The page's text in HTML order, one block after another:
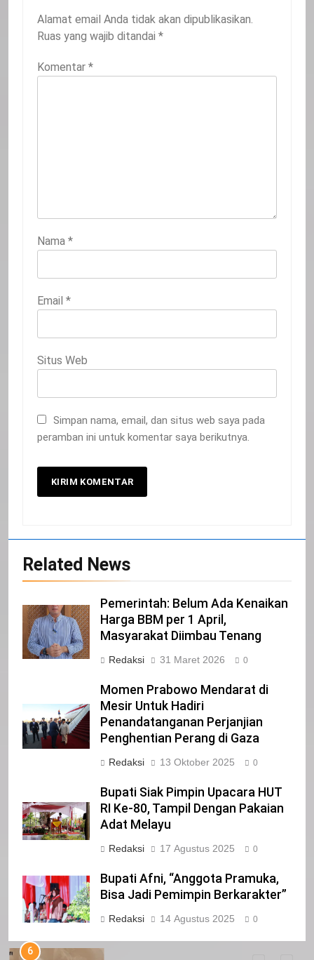
Alamat email Anda tidak akan dipublikasikan.
Ruas yang wajib ditandai *
Komentar *
Nama *
Email *
Situs Web
Simpan nama, email, dan situs web saya pada
peramban ini untuk komentar saya berikutnya.
Related News
Pemerintah: Belum Ada Kenaikan
Harga BBM per 1 April,
Masyarakat Diimbau Tenang
Redaksi 31 Maret 2026 0
Momen Prabowo Mendarat di
Mesir Untuk Hadiri
Penandatanganan Perjanjian
Penghentian Perang di Gaza
Redaksi 13 Oktober 2025 0
Bupati Siak Pimpin Upacara HUT
RI Ke-80, Tampil Dengan Pakaian
Adat Melayu
Redaksi 17 Agustus 2025 0
Bupati Afni, “Anggota Pramuka,
Bisa Jadi Pemimpin Berkarakter”
Redaksi 14 Agustus 2025 0
PROVINSI DKI JAKARTA
NURGARAHA HARPAL NOVTEN, SH
CALON ANGGOTA DPRD PROVINSI
Tahniah Hari Jadi Kabupaten Siak
2
Pemerintah Kabupaten Siak
Mengucapkan Tahniah Hari Jadi ke-
26 Kabupaten Siak
IKLAN
DPRD Kabupaten Siak
Mengucapkan Selamat Atas
Pengambilan Sumpah Jabatan
Bupati Dan Wakil Bupati Siak
Periode 2025-2030
IKLAN
Pemerintah Kabupaten Siak
Mengucapkan Selamat Atas
Pengambilan Sumpah Jabatan
Bupati Dan Wakil Bupati Siak
Periode 2025-2030
IKLAN
DPRD Kabupaten Siak
Mengucapkan Selamat Hari
IKLAN
6